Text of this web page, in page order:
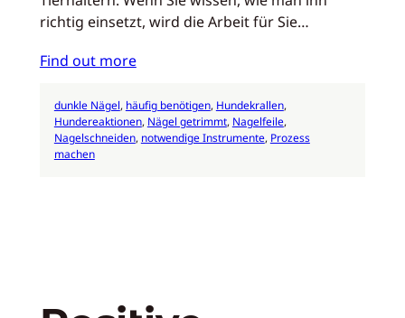
richtig einsetzt, wird die Arbeit für Sie…
Find out more
dunkle Nägel, häufig benötigen, Hundekrallen
Hundereaktionen, Nägel getrimmt, Nagelfeile
Nagelschneiden, notwendige Instrumente, Prozess
machen